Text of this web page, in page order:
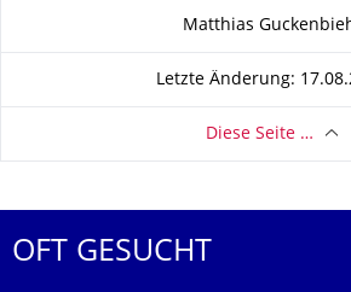
Zu dieser SeiteMatthias
Letzte Änderung:
Diese Seite …
OFT GESUCHT